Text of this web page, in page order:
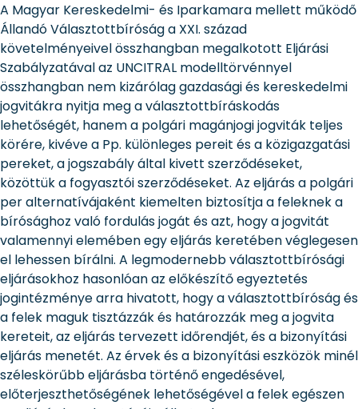
A Magyar Kereskedelmi- és Iparkamara mellett működő
Állandó Választottbíróság a XXI. század
követelményeivel összhangban megalkotott Eljárási
Szabályzatával az UNCITRAL modelltörvénnyel
összhangban nem kizárólag gazdasági és kereskedelmi
jogvitákra nyitja meg a választottbíráskodás
lehetőségét, hanem a polgári magánjogi jogviták teljes
körére, kivéve a Pp. különleges pereit és a közigazgatási
pereket, a jogszabály által kivett szerződéseket,
közöttük a fogyasztói szerződéseket. Az eljárás a polgári
per alternatívájaként kiemelten biztosítja a feleknek a
bírósághoz való fordulás jogát és azt, hogy a jogvitát
valamennyi elemében egy eljárás keretében véglegesen
el lehessen bírálni. A legmodernebb választottbírósági
eljárásokhoz hasonlóan az előkészítő egyeztetés
jogintézménye arra hivatott, hogy a választottbíróság és
a felek maguk tisztázzák és határozzák meg a jogvita
kereteit, az eljárás tervezett időrendjét, és a bizonyítási
eljárás menetét. Az érvek és a bizonyítási eszközök minél
széleskörűbb eljárásba történő engedésével,
előterjeszthetőségének lehetőségével a felek egészen